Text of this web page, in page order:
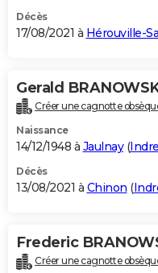
Décès
17/08/2021 à Hérouville-
Gerald
Créer une cagnotte
Naissance
14/12/1948 à Jaulnay(
Décès
13/08/2021 à Chinon (
Frederic
Créer une cagnotte